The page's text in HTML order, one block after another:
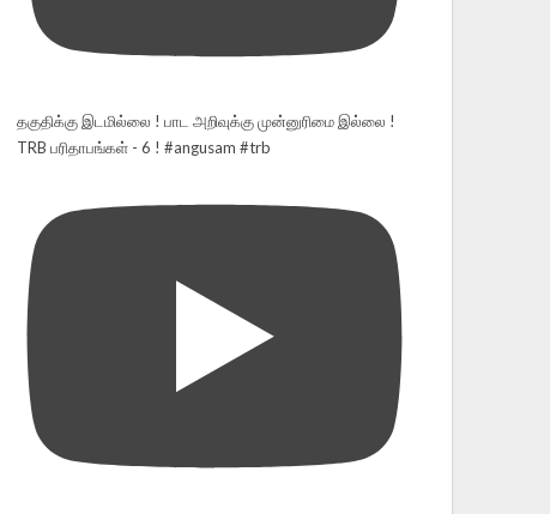
தகுதிக்கு இடமில்லை ! பாட அறிவுக்கு முன்னுரிமை இல்லை !
TRB பரிதாபங்கள் - 6 ! #angusam #trb